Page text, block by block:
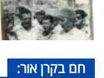
חם בקרן אור: